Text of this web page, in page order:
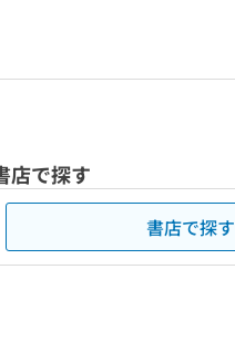
店で探す
書店で探す